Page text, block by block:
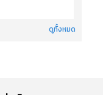
ดูทั้งหมด